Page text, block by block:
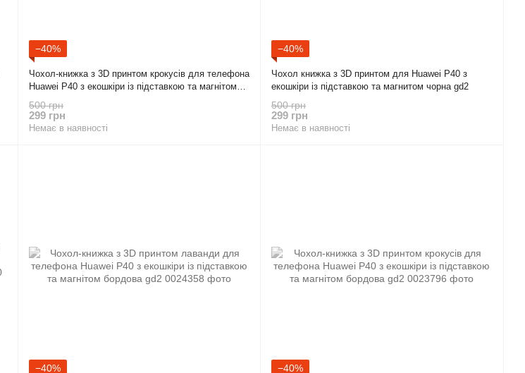
−40%
Чохол-книжка з 3D принтом крокусів для телефона
Huawei P40 з екошкіри із підставкою та магнітом
бордова gd2
500 грн
299 грн
Немає в наявності
−40%
Чохол книжка з 3D принтом для Huawei P40 з
екошкіри із підставкою та магнитом чорна gd2
500 грн
299 грн
Немає в наявності
−40% −40%